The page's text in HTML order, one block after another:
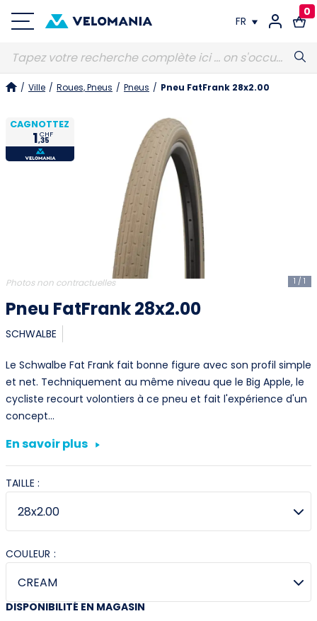
FR
FR
DE
0
/ Ville / Roues, Pneus / Pneus / Pneu FatFrank 28x2.00
CAGNOTTEZ
1,35
CHF
1 / 1
Photos non contractuelles
Pneu FatFrank 28x2.00
SCHWALBE
Le Schwalbe Fat Frank fait bonne figure avec son profil simple
et net. Techniquement au même niveau que le Big Apple, le
cycliste recourt volontiers à ce pneu et fait l'expérience d'un
concept…
En savoir plus
TAILLE :
COULEUR :
DISPONIBILITÉ EN MAGASIN